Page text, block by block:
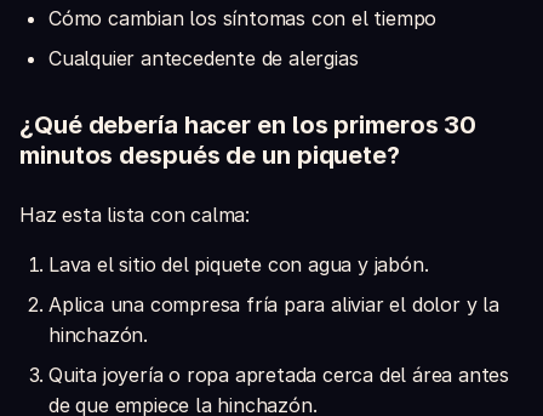
Cómo cambian los síntomas con el tiempo
Cualquier antecedente de alergias
¿Qué debería hacer en los primeros 30
minutos después de un piquete?
Haz esta lista con calma:
Lava el sitio del piquete con agua y jabón.
Aplica una compresa fría para aliviar el dolor y la
hinchazón.
Quita joyería o ropa apretada cerca del área antes
de que empiece la hinchazón.